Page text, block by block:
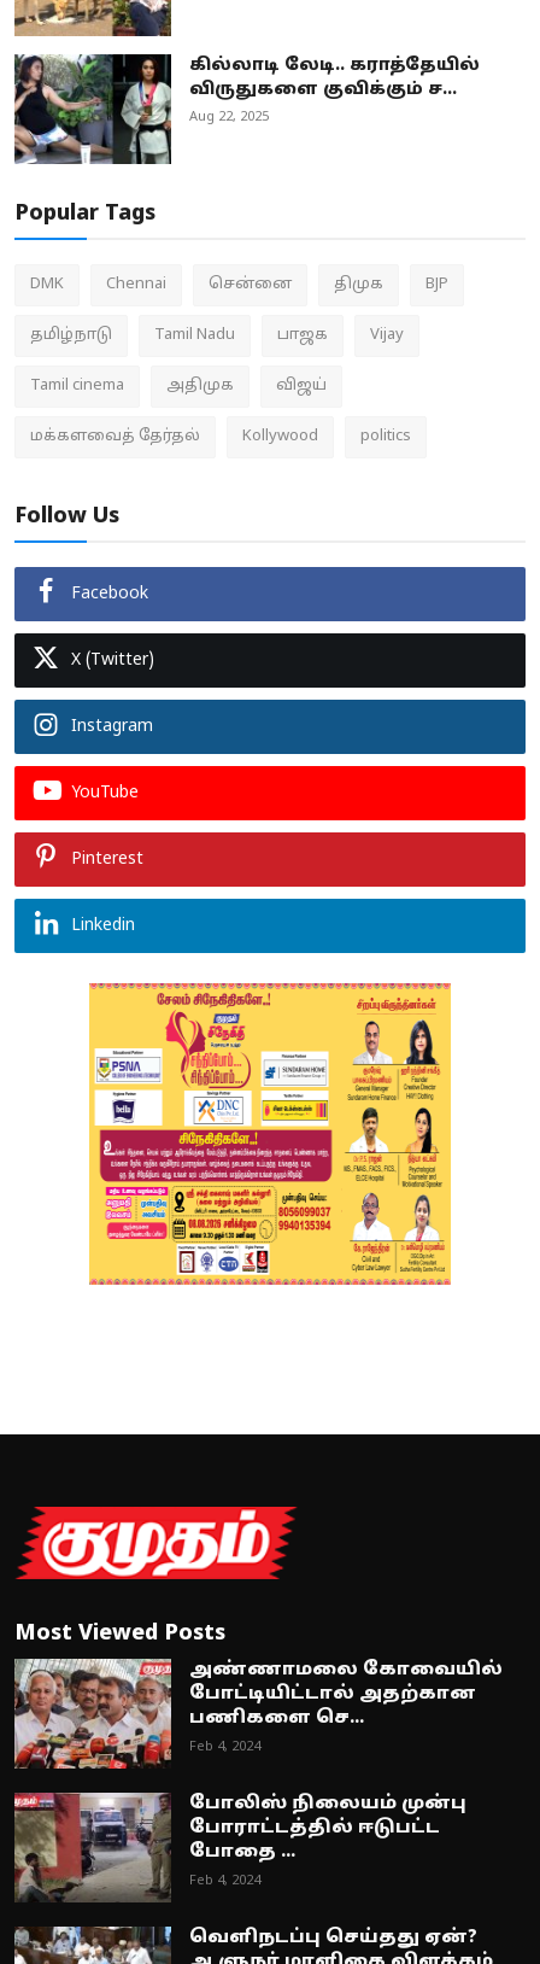
கில்லாடி லேடி.. கராத்தேயில்
விருதுகளை குவிக்கும் ச...
Aug 22, 2025
Popular Tags
DMK Chennai சென்னை திமுக BJP
தமிழ்நாடு Tamil Nadu பாஜக Vijay
Tamil cinema அதிமுக விஜய்
மக்களவைத் தேர்தல் Kollywood politics
Follow Us
Facebook
X (Twitter)
Instagram
YouTube
Pinterest
Linkedin
Most Viewed Posts
அண்ணாமலை கோவையில்
போட்டியிட்டால் அதற்கான
பணிகளை செ...
Feb 4, 2024
போலிஸ் நிலையம் முன்பு
போராட்டத்தில் ஈடுபட்ட
போதை ...
Feb 4, 2024
வெளிநடப்பு செய்தது ஏன்?